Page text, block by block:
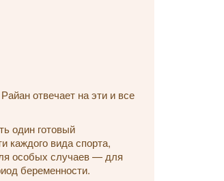
отвечает на эти и все
один готовый
каждого вида спорта,
особых случаев — для
беременности.